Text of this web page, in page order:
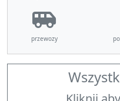
przewozy